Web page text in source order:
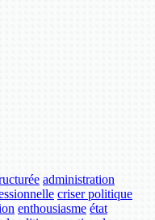
administration
criser politique
enthousiasme état